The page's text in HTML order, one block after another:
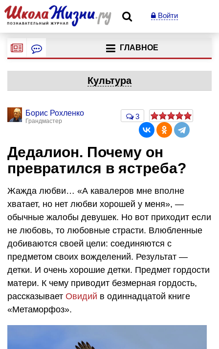
Войти
ГЛАВНОЕ
Культура
Борис Рохленко
Грандмастер
3
Дедалион. Почему он
превратился в ястреба?
Жажда любви… «А кавалеров мне вполне
хватает, но нет любви хорошей у меня», —
обычные жалобы девушек. Но вот приходит если
не любовь, то любовные страсти. Влюбленные
добиваются своей цели: соединяются с
предметом своих вожделений. Результат —
детки. И очень хорошие детки. Предмет гордости
матери. К чему приводит безмерная гордость,
рассказывает Овидий в одиннадцатой книге
«Метаморфоз».